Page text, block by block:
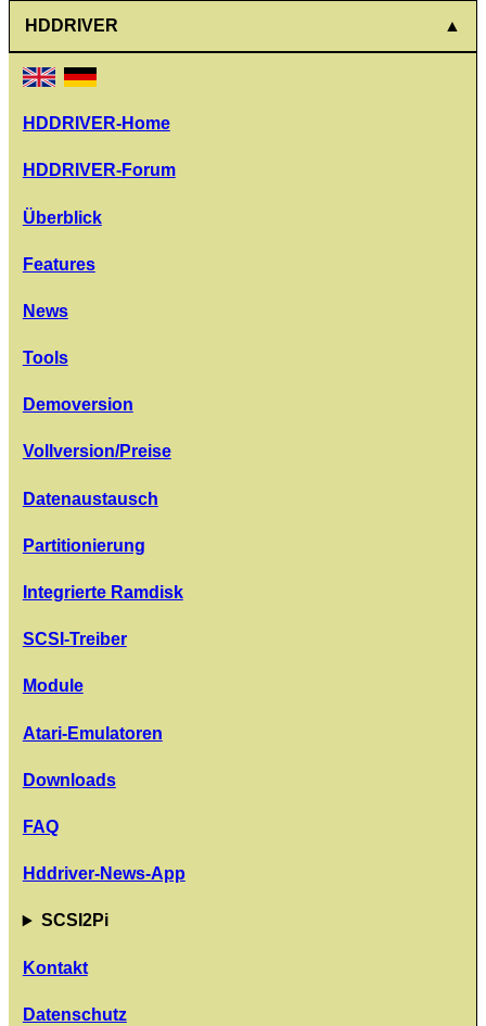
HDDRIVER
HDDRIVER-Home
HDDRIVER-Forum
Überblick
Features
News
Tools
Demoversion
Vollversion/Preise
Datenaustausch
Partitionierung
Integrierte Ramdisk
SCSI-Treiber
Module
Atari-Emulatoren
Downloads
FAQ
Hddriver-News-App
SCSI2Pi
Kontakt
Datenschutz